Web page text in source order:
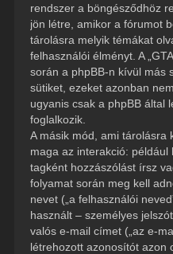
rendszer a böngésződhöz
jön létre, amikor a fórumot
tárolásra melyik témákat
felhasználói élményt. A
során a phpBB-n kívül más
sütiket, ezeket azonban
ugyanis csak a phpBB által
foglalkozik.
A másik mód, ami tárolásra
maga az interakció:
tagként hozzászólást írsz
folyamat során meg kell
nevet („a felhasználói
használt – személyes
valós e-mail címet („az e-
létrehozott azonosítót azon